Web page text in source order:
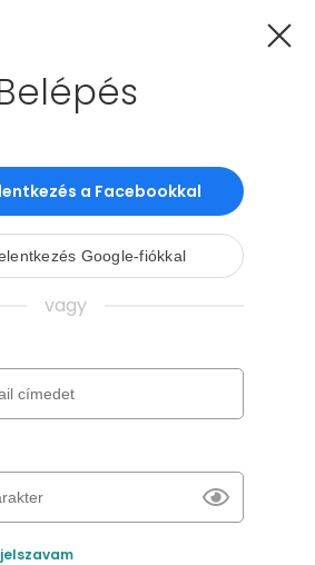
a Facebookkal
Google-fiókkal
vagy
ÁSZF Süti tájékoztató
- Gyerünk, anyukám! 2026
production